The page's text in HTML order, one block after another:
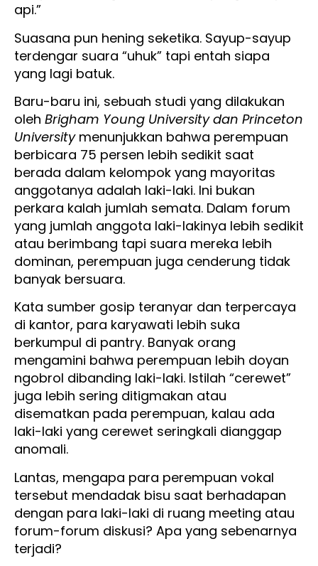
api.”
Suasana pun hening seketika. Sayup-sayup
terdengar suara “uhuk” tapi entah siapa
yang lagi batuk.
Baru-baru ini, sebuah studi yang dilakukan
oleh Brigham Young University dan Princeton
University menunjukkan bahwa perempuan
berbicara 75 persen lebih sedikit saat
berada dalam kelompok yang mayoritas
anggotanya adalah laki-laki. Ini bukan
perkara kalah jumlah semata. Dalam forum
yang jumlah anggota laki-lakinya lebih sedikit
atau berimbang tapi suara mereka lebih
dominan, perempuan juga cenderung tidak
banyak bersuara.
Kata sumber gosip teranyar dan terpercaya
di kantor, para karyawati lebih suka
berkumpul di pantry. Banyak orang
mengamini bahwa perempuan lebih doyan
ngobrol dibanding laki-laki. Istilah “cerewet”
juga lebih sering ditigmakan atau
disematkan pada perempuan, kalau ada
laki-laki yang cerewet seringkali dianggap
anomali.
Lantas, mengapa para perempuan vokal
tersebut mendadak bisu saat berhadapan
dengan para laki-laki di ruang meeting atau
forum-forum diskusi? Apa yang sebenarnya
terjadi?